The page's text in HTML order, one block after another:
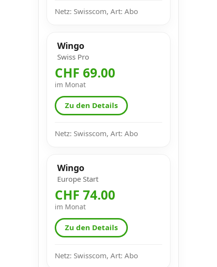
Netz: Swisscom, Art: Abo
Wingo
Swiss Pro
CHF 69.00
im Monat
Zu den Details
Netz: Swisscom, Art: Abo
Wingo
Europe Start
CHF 74.00
im Monat
Zu den Details
Netz: Swisscom, Art: Abo